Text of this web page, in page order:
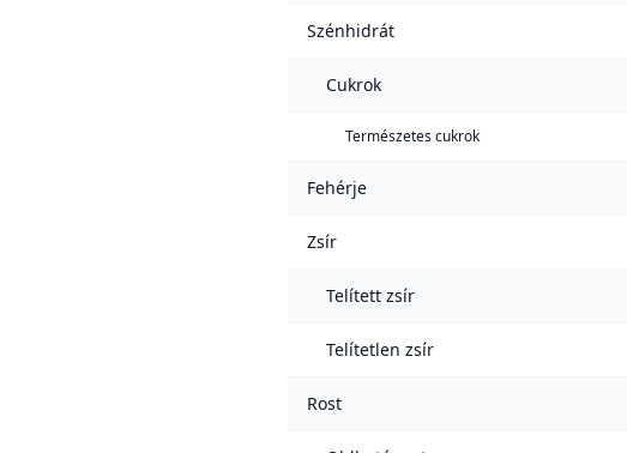
Szénhidrát
Cukrok
Természetes cukrok
Fehérje
Zsír
Telített zsír
Telítetlen zsír
Rost